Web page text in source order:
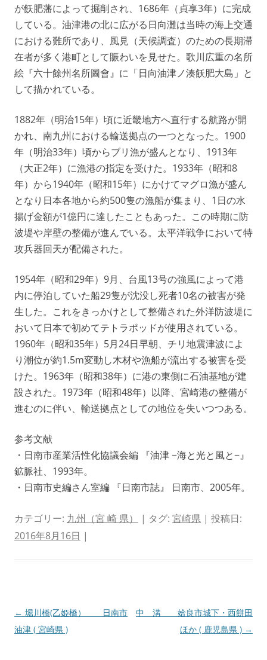
が飫肥藩によって掘削され、1686年（貞享3年）に完成
している。油津港の北に広がる日向灘は当時の海上交通
における難所であり、風見（天候調査）のための長期滞
在者が多く港町として賑わいを見せた。歌川広重の名所
絵『六十餘州名所圖會』に「日向油津ノ湊飫肥大島」と
して描かれている。
1882年（明治15年）頃に近畿地方へ直行する航路が開
かれ、南九州における輸送拠点の一つとなった。1900
年（明治33年）頃からブリ漁が盛んとなり、1913年
（大正2年）に漁港の指定を受けた。1933年（昭和8
年）から1940年（昭和15年）にかけてマグロ漁が盛ん
となり日本各地から約500隻の漁船が集まり、1日の水
揚げ金額が1億円に達したこともあった。この時期に防
波堤や岸壁の整備が進んでいる。太平洋戦争において特
攻兵器回天が配備された。
1954年（昭和29年）9月、台風13号の強風によって港
内に停泊していた船29隻が沈没し死者10名の被害が発
生した。これをきっかけとして整備された外洋防波堤に
おいて日本で初めてテトラポッドが使用されている。
1960年（昭和35年）5月24日早朝、チリ地震津波によ
り潮位が約1.5m変動し木材や漁船が流出する被害を受
けた。1963年（昭和38年）に港の東側に石油基地が建
設された。1973年（昭和48年）以降、宮崎港の整備が
進むのに伴い、輸送拠点としての地位を失いつつある。
参考文献
・日南市産業活性化協議会編 『油津 −海と光と風と−』
鉱脈社、1993年。
・日南市史編さん室編 『日南市誌』 日南市、2005年。
カテゴリー: 九州（宮 崎 県） | タグ: 宮崎県 | 投稿日:
2016年8月16日 |
投
稿
← 堀川橋(乙姫橋） 日南市
油津 ( 宮崎県 )
中 溝 姶良市城下・西餅田
ほか ( 鹿児島県 ) →